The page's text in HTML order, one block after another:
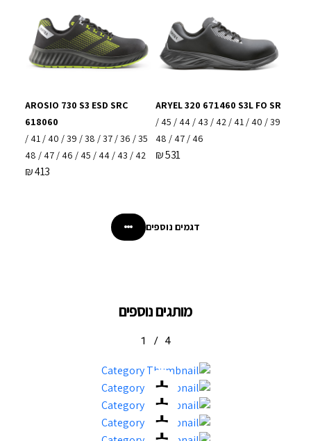
ARYEL 320 671460 S3L FO SR
39 / 40 / 41 / 42 / 43 / 44 / 45 /
46 / 47 / 48
531
₪
AROSIO 730 S3 ESD SRC
618060
35 / 36 / 37 / 38 / 39 / 40 / 41 /
42 / 43 / 44 / 45 / 46 / 47 / 48
413
₪
דגמים נוספים
מותגים נוספים
4
/
1